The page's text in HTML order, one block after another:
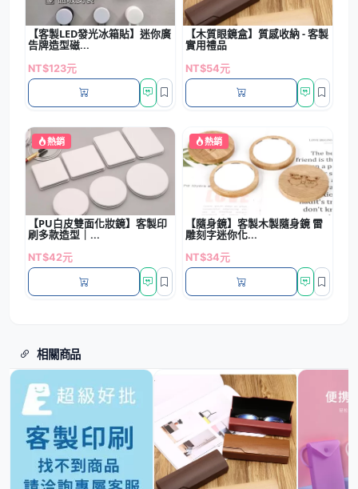
【客製LED發光冰箱貼】迷你廣
告牌造型磁...
NT$123元
【木質眼鏡盒】質感收納 - 客製
實用禮品
NT$54元
熱銷
【PU白皮雙面化妝鏡】客製印
刷多款造型｜...
NT$42元
熱銷
【隨身鏡】客製木製隨身鏡 雷
雕刻字迷你化...
NT$34元
相關商品